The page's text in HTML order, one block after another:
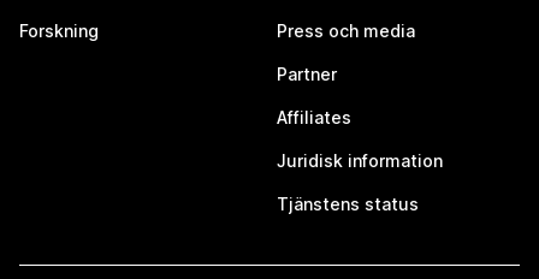
Forskning Press och media
Partner
Affiliates
Juridisk information
Tjänstens status